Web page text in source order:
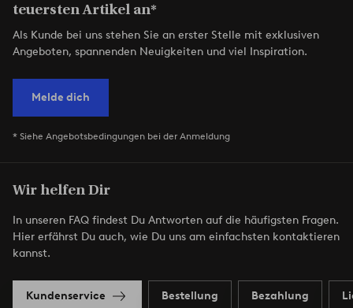
teuersten Artikel an*
Als Kunde bei uns stehen Sie an erster Stelle mit exklusiven
Angeboten, spannenden Neuigkeiten und viel Inspiration.
Melde dich
* Siehe Angebotsbedingungen bei der Anmeldung
Wir helfen Dir
In unseren FAQ findest Du Antworten auf die häufigsten Fragen.
Hier erfährst Du auch, wie Du uns am einfachsten kontaktieren
kannst.
Kundenservice Bestellung Bezahlung